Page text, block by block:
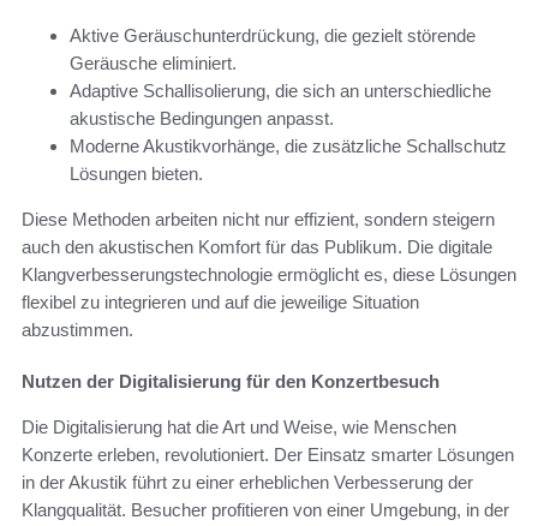
Aktive Geräuschunterdrückung, die gezielt störende
Geräusche eliminiert.
Adaptive Schallisolierung, die sich an unterschiedliche
akustische Bedingungen anpasst.
Moderne Akustikvorhänge, die zusätzliche Schallschutz
Lösungen bieten.
Diese Methoden arbeiten nicht nur effizient, sondern steigern
auch den akustischen Komfort für das Publikum. Die digitale
Klangverbesserungstechnologie ermöglicht es, diese Lösungen
flexibel zu integrieren und auf die jeweilige Situation
abzustimmen.
Nutzen der Digitalisierung für den Konzertbesuch
Die Digitalisierung hat die Art und Weise, wie Menschen
Konzerte erleben, revolutioniert. Der Einsatz smarter Lösungen
in der Akustik führt zu einer erheblichen Verbesserung der
Klangqualität. Besucher profitieren von einer Umgebung, in der